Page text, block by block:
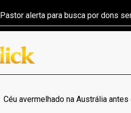
Pastor alerta para busca por dons
Céu avermelhado na Austrália